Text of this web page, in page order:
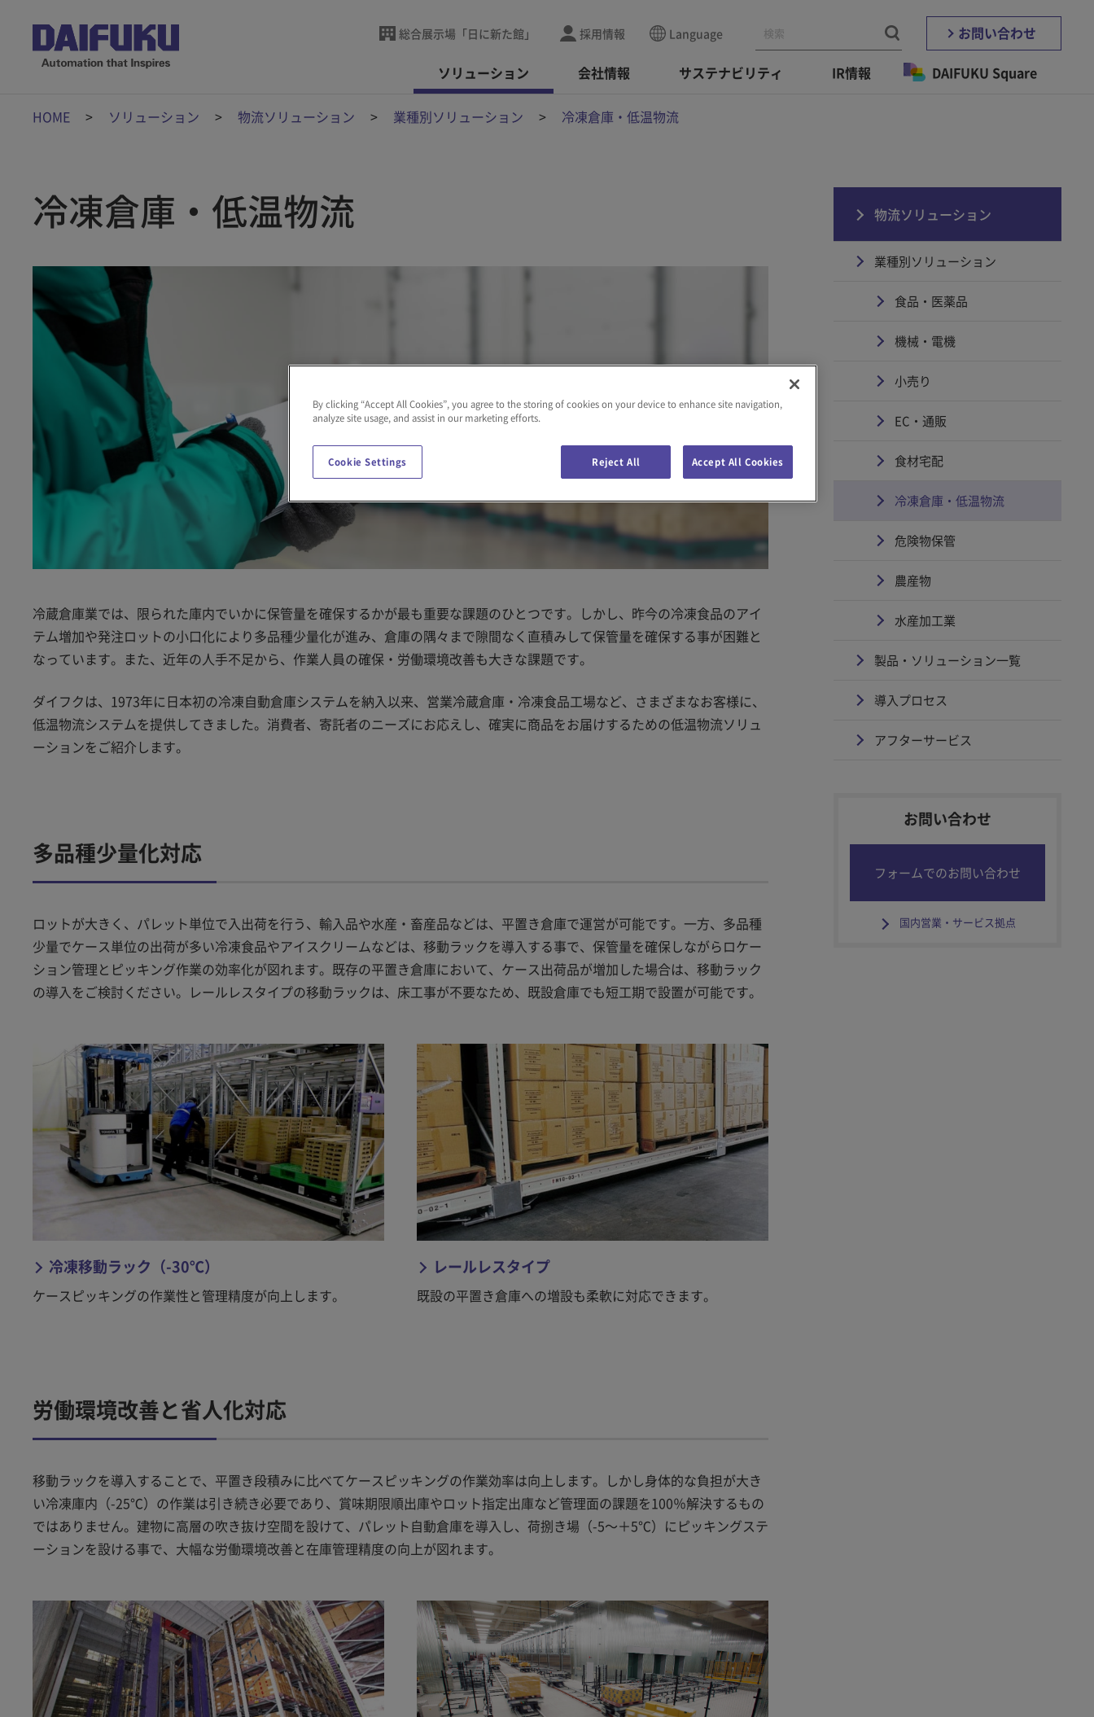
総合展示場「日に新た館」 採用情報 Language お問い合わせ
ソリューション 会社情報 サステナビリティ IR情報 DAIFUKU Square
HOME ソリューション 物流ソリューション 業種別ソリューション 冷凍倉庫・低温物流
冷凍倉庫・低温物流
冷蔵倉庫業では、限られた庫内でいかに保管量を確保するかが最も重要な課題のひとつです。しかし、昨今の冷凍食品のアイ
テム増加や発注ロットの小口化により多品種少量化が進み、倉庫の隅々まで隙間なく直積みして保管量を確保する事が困難と
なっています。また、近年の人手不足から、作業人員の確保・労働環境改善も大きな課題です。
ダイフクは、1973年に日本初の冷凍自動倉庫システムを納入以来、営業冷蔵倉庫・冷凍食品工場など、さまざまなお客様に、
低温物流システムを提供してきました。消費者、寄託者のニーズにお応えし、確実に商品をお届けするための低温物流ソリュ
ーションをご紹介します。
多品種少量化対応
ロットが大きく、パレット単位で入出荷を行う、輸入品や水産・畜産品などは、平置き倉庫で運営が可能です。一方、多品種
少量でケース単位の出荷が多い冷凍食品やアイスクリームなどは、移動ラックを導入する事で、保管量を確保しながらロケー
ション管理とピッキング作業の効率化が図れます。既存の平置き倉庫において、ケース出荷品が増加した場合は、移動ラック
の導入をご検討ください。レールレスタイプの移動ラックは、床工事が不要なため、既設倉庫でも短工期で設置が可能です。
冷凍移動ラック（-30℃）
ケースピッキングの作業性と管理精度が向上します。
レールレスタイプ
既設の平置き倉庫への増設も柔軟に対応できます。
労働環境改善と省人化対応
移動ラックを導入することで、平置き段積みに比べてケースピッキングの作業効率は向上します。しかし身体的な負担が大き
い冷凍庫内（-25℃）の作業は引き続き必要であり、賞味期限順出庫やロット指定出庫など管理面の課題を100％解決するもの
ではありません。建物に高層の吹き抜け空間を設けて、パレット自動倉庫を導入し、荷捌き場（-5～＋5℃）にピッキングステ
ーションを設ける事で、大幅な労働環境改善と在庫管理精度の向上が図れます。
物流ソリューション
業種別ソリューション
食品・医薬品
機械・電機
小売り
EC・通販
食材宅配
冷凍倉庫・低温物流
危険物保管
農産物
水産加工業
製品・ソリューション一覧
導入プロセス
アフターサービス
お問い合わせ
フォームでのお問い合わせ
国内営業・サービス拠点
By clicking “Accept All Cookies”, you agree to the storing of cookies on your device to enhance site navigation,
analyze site usage, and assist in our marketing efforts.
Cookie Settings Reject All Accept All Cookies